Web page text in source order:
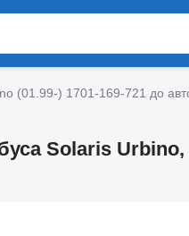
(01.99-) 1701-169-721 до
Solaris